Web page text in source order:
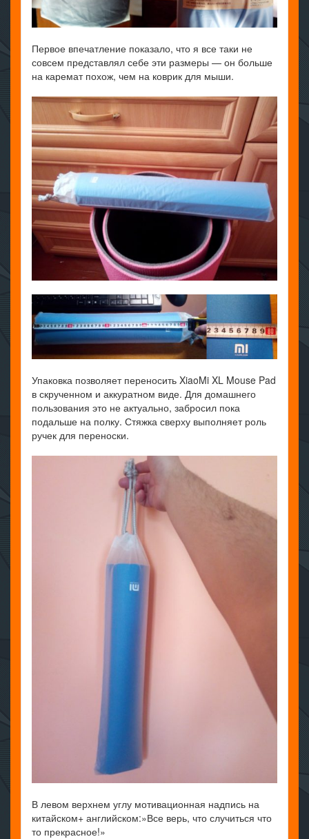
Первое впечатление показало, что я все таки не
совсем представлял себе эти размеры — он больше
на каремат похож, чем на коврик для мыши.
Упаковка позволяет переносить XiaoMi XL Mouse Pad
в скрученном и аккуратном виде. Для домашнего
пользования это не актуально, забросил пока
подальше на полку. Стяжка сверху выполняет роль
ручек для переноски.
В левом верхнем углу мотивационная надпись на
китайском+ английском:»Все верь, что случиться что
то прекрасное!»